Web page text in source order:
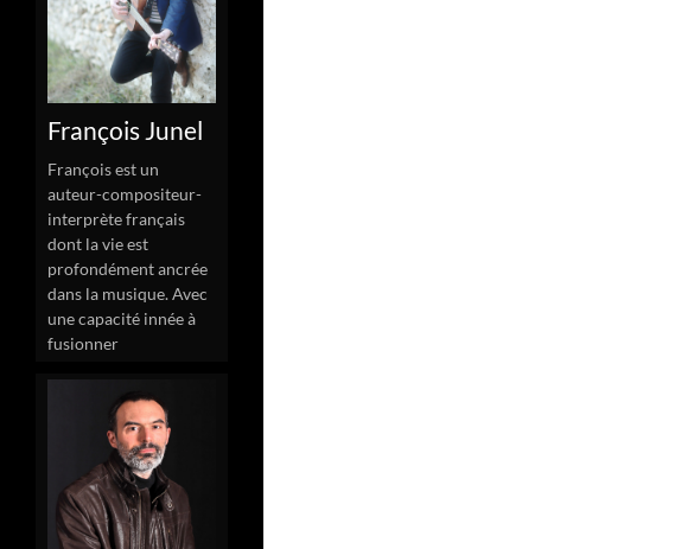
François Junel
François est un
auteur-compositeur-
interprète français
dont la vie est
profondément ancrée
dans la musique. Avec
une capacité innée à
fusionner